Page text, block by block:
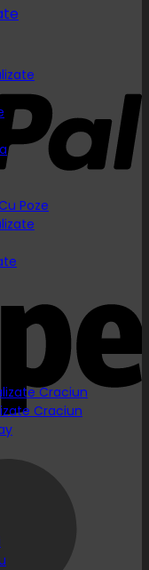
Poze
Craciun
Craciun